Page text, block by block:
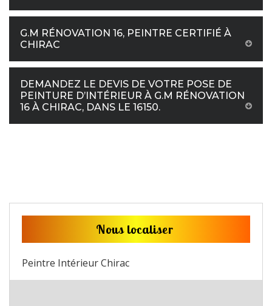
G.M RÉNOVATION 16, PEINTRE CERTIFIÉ À
CHIRAC
DEMANDEZ LE DEVIS DE VOTRE POSE DE
PEINTURE D’INTÉRIEUR À G.M RÉNOVATION
16 À CHIRAC, DANS LE 16150.
Nous localiser
Peintre Intérieur Chirac